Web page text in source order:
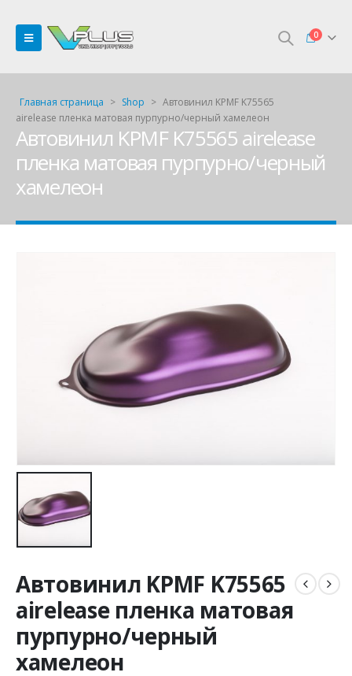
0
Главная страница > Shop > Автовинил KPMF K75565
airelease пленка матовая пурпурно/черный хамелеон
Автовинил KPMF K75565 airelease
пленка матовая пурпурно/черный
хамелеон
Автовинил KPMF K75565
airelease пленка матовая
пурпурно/черный
хамелеон